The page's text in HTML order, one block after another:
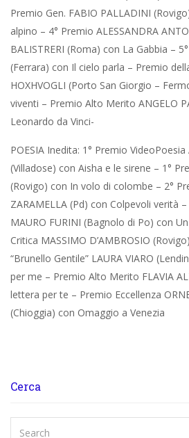
Premio Gen. FABIO PALLADINI
alpino – 4° Premio ALESSANDRA
BALISTRERI (Roma) con La Gabbia –
(Ferrara) con Il cielo parla – Premio
HOXHVOGLI (Porto San Giorgio –
viventi – Premio Alto Merito ANGELO
Leonardo da Vinci-
POESIA Inedita: 1° Premio
(Villadose) con Aisha e le sirene – 1°
(Rovigo) con In volo di colombe – 2°
ZARAMELLA (Pd) con Colpevoli verità
MAURO FURINI (Bagnolo di Po) con
Critica MASSIMO D’AMBROSIO
“Brunello Gentile” LAURA VIARO
per me – Premio Alto Merito FLAVIA
lettera per te – Premio Eccellenza
(Chioggia) con Omaggio a Venezia
Cerca